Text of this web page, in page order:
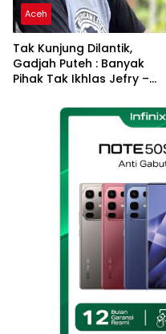
Aceh
Tak Kunjung Dilantik,
Gadjah Puteh : Banyak
Pihak Tak Ikhlas Jefry –